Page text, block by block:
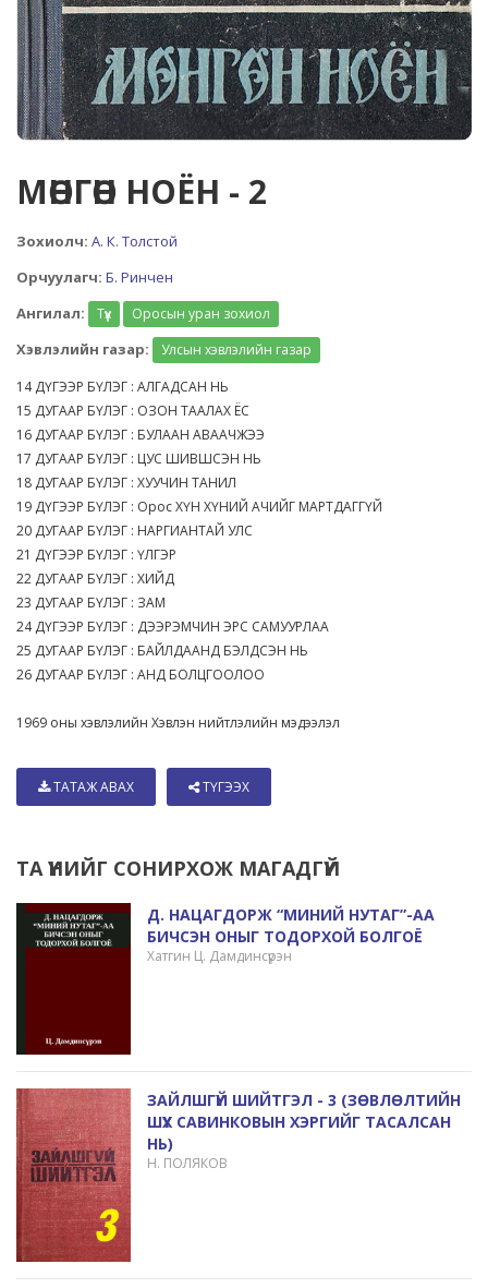
МӨНГӨН НОЁН - 2
Зохиолч: А. К. Толстой
Орчуулагч: Б. Ринчен
Ангилал:
Түүх Оросын уран зохиол
Хэвлэлийн газар:
Улсын хэвлэлийн газар
14 ДҮГЭЭР БҮЛЭГ : АЛГАДСАН НЬ
15 ДУГААР БҮЛЭГ : ОЗОН ТААЛАХ ЁС
16 ДУГААР БҮЛЭГ : БУЛААН АВААЧЖЭЭ
17 ДУГААР БҮЛЭГ : ЦУС ШИВШСЭН НЬ
18 ДУГААР БҮЛЭГ : ХУУЧИН ТАНИЛ
19 ДҮГЭЭР БҮЛЭГ : Орос ХҮН ХҮНИЙ АЧИЙГ МАРТДАГГҮЙ
20 ДУГААР БҮЛЭГ : НАРГИАНТАЙ УЛС
21 ДҮГЭЭР БҮЛЭГ : ҮЛГЭР
22 ДУГААР БҮЛЭГ : ХИЙД
23 ДУГААР БҮЛЭГ : ЗАМ
24 ДҮГЭЭР БҮЛЭГ : ДЭЭРЭМЧИН ЭРС САМУУРЛАА
25 ДУГААР БҮЛЭГ : БАЙЛДААНД БЭЛДСЭН НЬ
26 ДУГААР БҮЛЭГ : АНД БОЛЦГООЛОО
1969 оны хэвлэлийн Хэвлэн нийтлэлийн мэдээлэл
ТАТАЖ АВАХ ТҮГЭЭХ
ТА ҮҮНИЙГ СОНИРХОЖ МАГАДГҮЙ
Д. НАЦАГДОРЖ “МИНИЙ НУТАГ”-АА
БИЧСЭН ОНЫГ ТОДОРХОЙ БОЛГОЁ
Хатгин Ц. Дамдинсүрэн
ЗАЙЛШГҮЙ ШИЙТГЭЛ - 3 (ЗӨВЛӨЛТИЙН
ШҮҮХ САВИНКОВЫН ХЭРГИЙГ ТАСАЛСАН
НЬ)
Н. ПОЛЯКОВ